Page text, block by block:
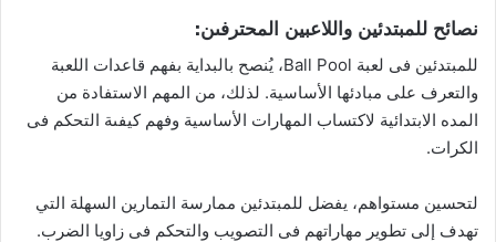
نصائح للمبتدئين واللاعبين المحترفىن:
للمبتدئين فى لعبة Ball Pool، يُنصح بالبداية بفهم قاعدات اللعبة
والتعرف على مبادئها الأساسية. لذلك، من المهم الاستفادة من
المده الابتدائية لاكتساب المهارات الأساسية وفهم كيفىة التحكم فى
الكرات.
لتحسين مستواهم، يفضل للمبتدئين ممارسة التمارين السهلة التي
تهدف إلى تطوير مهاراتهم فى التصويب والتحكم فى زاويا الضرب.